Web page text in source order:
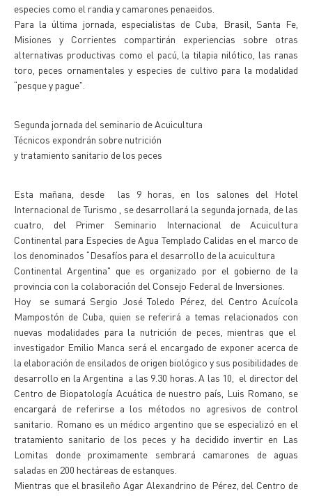
especies como el randia y camarones penaeidos.
Para la última jornada, especialistas de Cuba, Brasil, Santa Fe,
Misiones y Corrientes compartirán experiencias sobre otras
alternativas productivas como el pacú, la tilapia nilótico, las ranas
toro, peces ornamentales y especies de cultivo para la modalidad
“pesque y pague”.
Segunda jornada del seminario de Acuicultura
Técnicos expondrán sobre nutrición
y tratamiento sanitario de los peces
Esta mañana, desde las 9 horas, en los salones del Hotel
Internacional de Turismo , se desarrollará la segunda jornada, de las
cuatro, del Primer Seminario Internacional de Acuicultura
Continental para Especies de Agua Templado Calidas en el marco de
los denominados “Desafíos para el desarrollo de la acuicultura
Continental Argentina" que es organizado por el gobierno de la
provincia con la colaboración del Consejo Federal de Inversiones.
Hoy se sumará Sergio José Toledo Pérez, del Centro Acuícola
Mampostón de Cuba, quien se referirá a temas relacionados con
nuevas modalidades para la nutrición de peces, mientras que el
investigador Emilio Manca será el encargado de exponer acerca de
la elaboración de ensilados de origen biológico y sus posibilidades de
desarrollo en la Argentina a las 9.30 horas. A las 10, el director del
Centro de Biopatología Acuática de nuestro país, Luis Romano, se
encargará de referirse a los métodos no agresivos de control
sanitario. Romano es un médico argentino que se especializó en el
tratamiento sanitario de los peces y ha decidido invertir en Las
Lomitas donde proximamente sembrará camarones de aguas
saladas en 200 hectáreas de estanques.
Mientras que el brasileño Agar Alexandrino de Pérez, del Centro de